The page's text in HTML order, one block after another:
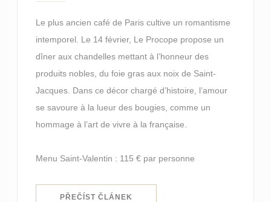
Le plus ancien café de Paris cultive un romantisme
intemporel. Le 14 février, Le Procope propose un
dîner aux chandelles mettant à l’honneur des
produits nobles, du foie gras aux noix de Saint-
Jacques. Dans ce décor chargé d’histoire, l’amour
se savoure à la lueur des bougies, comme un
hommage à l’art de vivre à la française.
Menu Saint-Valentin : 115 € par personne
PŘEČÍST ČLÁNEK